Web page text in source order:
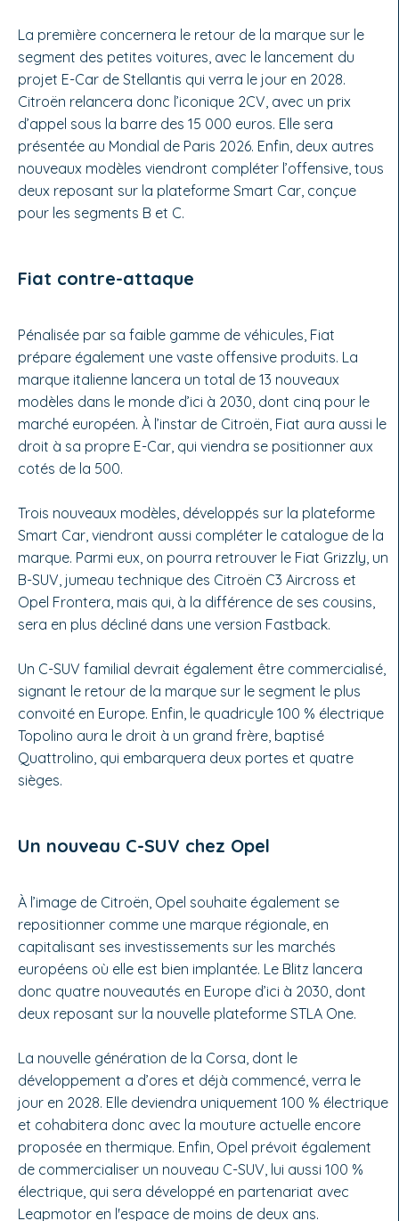
La première concernera le retour de la marque sur le
segment des petites voitures, avec le lancement du
projet E-Car de Stellantis qui verra le jour en 2028.
Citroën relancera donc l’iconique 2CV, avec un prix
d’appel sous la barre des 15 000 euros. Elle sera
présentée au Mondial de Paris 2026. Enfin, deux autres
nouveaux modèles viendront compléter l’offensive, tous
deux reposant sur la plateforme Smart Car, conçue
pour les segments B et C.
Fiat contre-attaque
Pénalisée par sa faible gamme de véhicules, Fiat
prépare également une vaste offensive produits. La
marque italienne lancera un total de 13 nouveaux
modèles dans le monde d’ici à 2030, dont cinq pour le
marché européen. À l’instar de Citroën, Fiat aura aussi le
droit à sa propre E-Car, qui viendra se positionner aux
cotés de la 500.
Trois nouveaux modèles, développés sur la plateforme
Smart Car, viendront aussi compléter le catalogue de la
marque. Parmi eux, on pourra retrouver le Fiat Grizzly, un
B-SUV, jumeau technique des Citroën C3 Aircross et
Opel Frontera, mais qui, à la différence de ses cousins,
sera en plus décliné dans une version Fastback.
Un C-SUV familial devrait également être commercialisé,
signant le retour de la marque sur le segment le plus
convoité en Europe. Enfin, le quadricyle 100 % électrique
Topolino aura le droit à un grand frère, baptisé
Quattrolino, qui embarquera deux portes et quatre
sièges.
Un nouveau C-SUV chez Opel
À l’image de Citroën, Opel souhaite également se
repositionner comme une marque régionale, en
capitalisant ses investissements sur les marchés
européens où elle est bien implantée. Le Blitz lancera
donc quatre nouveautés en Europe d’ici à 2030, dont
deux reposant sur la nouvelle plateforme STLA One.
La nouvelle génération de la Corsa, dont le
développement a d’ores et déjà commencé, verra le
jour en 2028. Elle deviendra uniquement 100 % électrique
et cohabitera donc avec la mouture actuelle encore
proposée en thermique. Enfin, Opel prévoit également
de commercialiser un nouveau C-SUV, lui aussi 100 %
électrique, qui sera développé en partenariat avec
Leapmotor en l'espace de moins de deux ans.